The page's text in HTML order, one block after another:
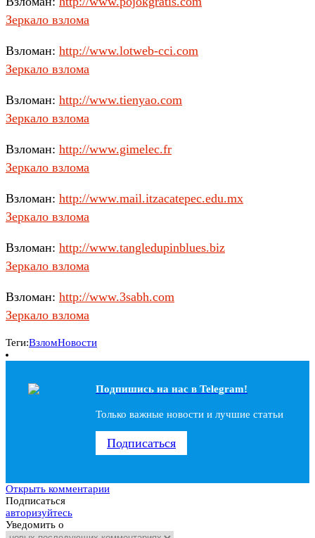
Зеркало взлома
Взломан: http://www.lotweb-cci.com
Зеркало взлома
Взломан: http://www.tienyao.com
Зеркало взлома
Взломан: http://www.gimelec.fr
Зеркало взлома
Взломан: http://www.mail.itzacatepec.edu.mx
Зеркало взлома
Взломан: http://www.tangledupinblues.biz
Зеркало взлома
Взломан: http://www.3sabh.com
Зеркало взлома
Теги:ВзломНовости
Подпишись на наc в Telegram!
Только важные новости и лучшие статьи
Подписаться
Открыть комментарии
Подписаться
авторизуйтесь
Уведомить о